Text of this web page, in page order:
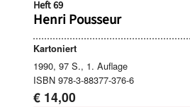
Heft 69
Henri Pousseur
Kartoniert
1990, 97 S., 1. Auflage
ISBN 978-3-88377-376-6
€ 14,00